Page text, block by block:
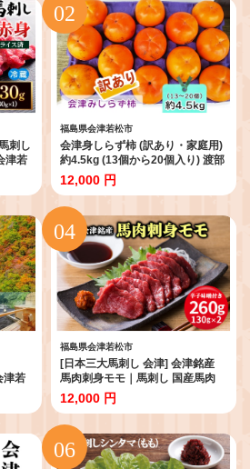
刺し
津若
身
付 本
ス
福島県会津若松市
会津身しらず柿 (訳あり・家庭用)
約4.5kg (13個から20個入り) 渡部
柿園産 【2026年11月上旬から12
月上旬発送予定】｜会津若松 訳ア
リ 果物 フルーツ 柿 みしらず かき
カキ 会津身不知柿
12,000 円
津若
福島県会津若松市
[日本三大馬刺し 会津] 会津銘産
馬肉刺身モモ｜馬刺し 国産馬肉
会津若松 特産 名物 肉 赤身 馬肉
馬肉刺し 馬刺身 辛子味噌 タレ付
本場 ギフト 贈答用 冷凍 [0467]
12,000 円